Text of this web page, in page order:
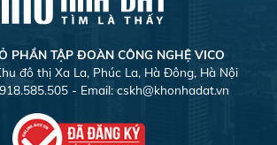
PHẦN TẬP ĐOÀN CÔNG NGHỆ VICO
đô thị Xa La, Phúc La, Hà Đông, Hà Nội
- Email: cskh@khonhadat.vn